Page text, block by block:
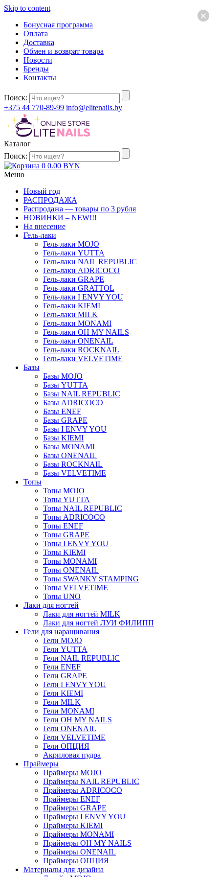
Skip to content
Бонусная программа
Оплата
Доставка
Обмен и возврат товара
Новости
Бренды
Контакты
Поиск:
+375 44 770-89-99 info@elitenails.by
Каталог
Поиск:
0 0.00 BYN
Меню
Новый год
РАСПРОДАЖА
Распродажа — товары по 3 рубля
НОВИНКИ – NEW!!!
На внесение
Гель-лаки
Гель-лаки MOJO
Гель-лаки YUTTA
Гель-лаки NAIL REPUBLIC
Гель-лаки ADRICOCO
Гель-лаки GRAPE
Гель-лаки GRATTOL
Гель-лаки I ENVY YOU
Гель-лаки KIEMI
Гель-лаки MILK
Гель-лаки MONAMI
Гель-лаки OH MY NAILS
Гель-лаки ONENAIL
Гель-лаки ROCKNAIL
Гель-лаки VELVETIME
Базы
Базы MOJO
Базы YUTTA
Базы NAIL REPUBLIC
Базы ADRICOCO
Базы ENEF
Базы GRAPE
Базы I ENVY YOU
Базы KIEMI
Базы MONAMI
Базы ONENAIL
Базы ROCKNAIL
Базы VELVETIME
Топы
Топы MOJO
Топы YUTTA
Топы NAIL REPUBLIC
Топы ADRICOCO
Топы ENEF
Топы GRAPE
Топы I ENVY YOU
Топы KIEMI
Топы MONAMI
Топы ONENAIL
Топы SWANKY STAMPING
Топы VELVETIME
Топы UNO
Лаки для ногтей
Лаки для ногтей MILK
Лаки для ногтей ЛУИ ФИЛИПП
Гели для наращивания
Гели MOJO
Гели YUTTA
Гели NAIL REPUBLIC
Гели ENEF
Гели GRAPE
Гели I ENVY YOU
Гели KIEMI
Гели MILK
Гели MONAMI
Гели OH MY NAILS
Гели ONENAIL
Гели VELVETIME
Гели ОПЦИЯ
Акриловая пудра
Праймеры
Праймеры MOJO
Праймеры NAIL REPUBLIC
Праймеры ADRICOCO
Праймеры ENEF
Праймеры GRAPE
Праймеры I ENVY YOU
Праймеры KIEMI
Праймеры MONAMI
Праймеры OH MY NAILS
Праймеры ONENAIL
Праймеры ОПЦИЯ
Материалы для дизайна
×